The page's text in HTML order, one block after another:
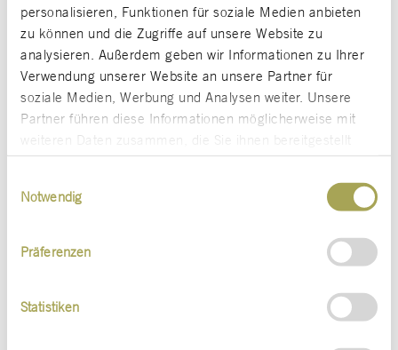
personalisieren, Funktionen für soziale Medien anbieten
zu können und die Zugriffe auf unsere Website zu
analysieren. Außerdem geben wir Informationen zu Ihrer
Verwendung unserer Website an unsere Partner für
soziale Medien, Werbung und Analysen weiter. Unsere
Partner führen diese Informationen möglicherweise mit
weiteren Daten zusammen, die Sie ihnen bereitgestellt
haben oder die sie im Rahmen Ihrer Nutzung der Dienste
Notwendig
Präferenzen
Statistiken
33 t 35 t